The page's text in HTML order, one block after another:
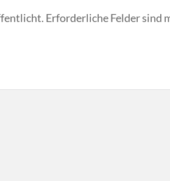
Erforderliche Felder sind